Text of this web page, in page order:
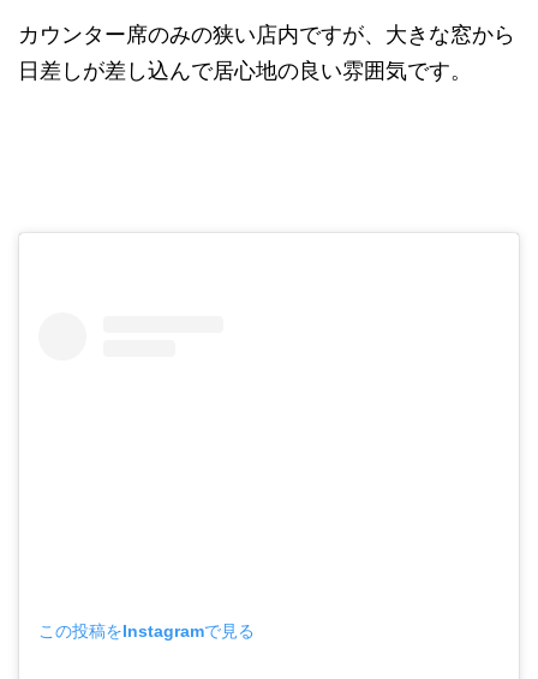
カウンター席のみの狭い店内ですが、大きな窓から
日差しが差し込んで居心地の良い雰囲気です。
この投稿をInstagramで見る